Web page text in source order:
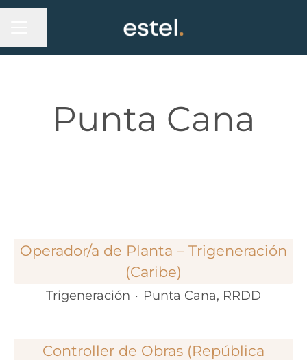
Punta Cana
Operador/a de Planta – Trigeneración
(Caribe)
Trigeneración · Punta Cana, RRDD
Controller de Obras (República